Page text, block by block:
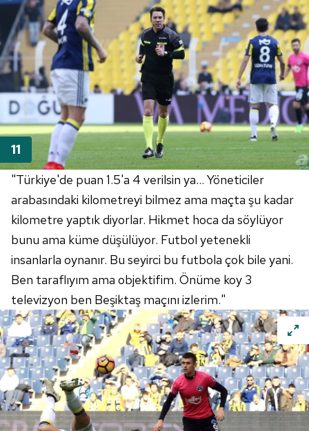
"Türkiye'de puan 1.5'a 4 verilsin ya... Yöneticiler
arabasındaki kilometreyi bilmez ama maçta şu kadar
kilometre yaptık diyorlar. Hikmet hoca da söylüyor
bunu ama küme düşülüyor. Futbol yetenekli
insanlarla oynanır. Bu seyirci bu futbola çok bile yani.
Ben taraflıyım ama objektifim. Önüme koy 3
televizyon ben Beşiktaş maçını izlerim."